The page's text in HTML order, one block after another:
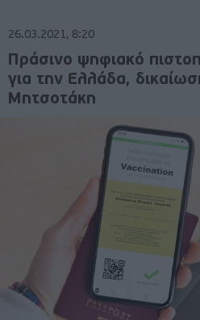
26.03.2021, 8:20
Πράσινο ψηφιακό
για την Ελλάδα,
Μητσοτάκη